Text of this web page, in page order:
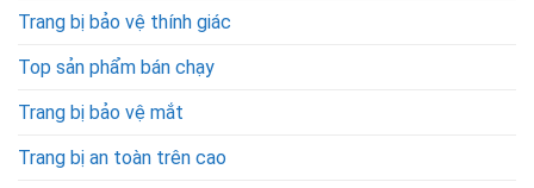
Trang bị bảo vệ thính giác
Top sản phẩm bán chạy
Trang bị bảo vệ mắt
Trang bị an toàn trên cao